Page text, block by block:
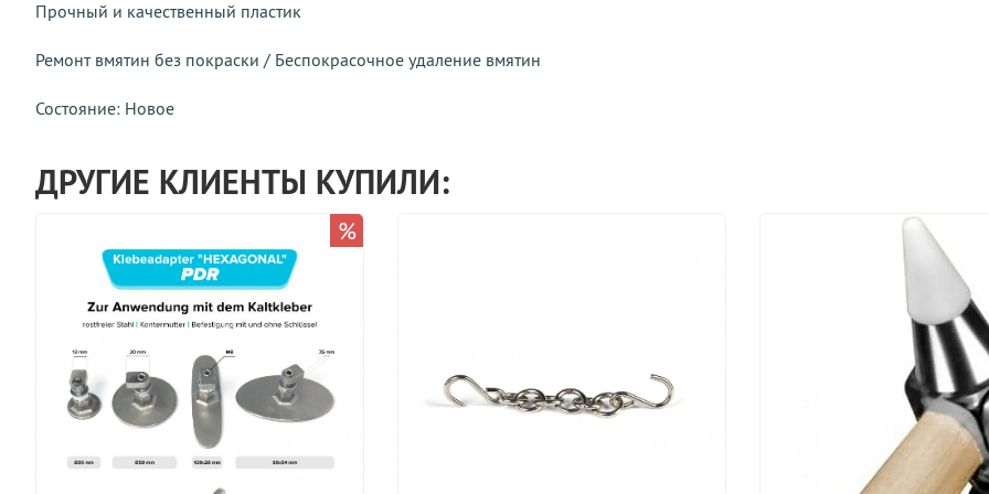
Прочный и качественный пластик
Ремонт вмятин без покраски / Беспокрасочное удаление вмятин
Состояние: Новое
ДРУГИЕ КЛИЕНТЫ КУПИЛИ:
%